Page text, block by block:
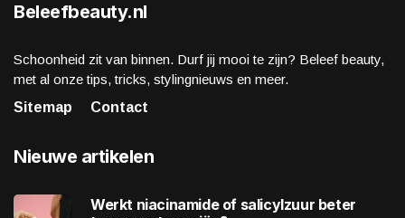
Beleefbeauty.nl
Schoonheid zit van binnen. Durf jij mooi te zijn? Beleef beauty,
met al onze tips, tricks, stylingnieuws en meer.
Sitemap
Contact
Nieuwe artikelen
Werkt niacinamide of salicylzuur beter